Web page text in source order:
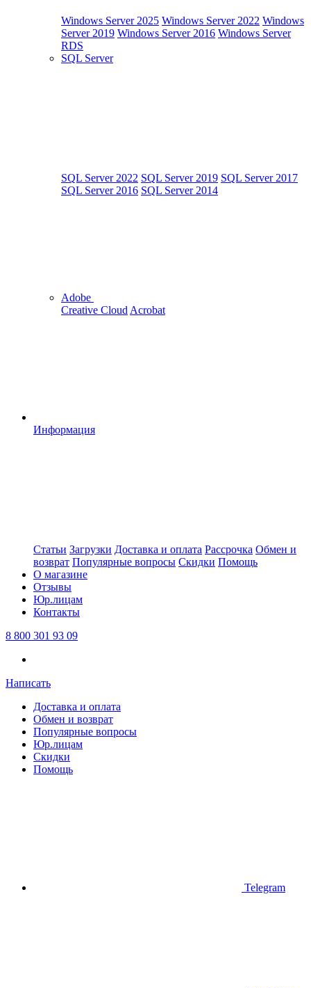
Windows Server 2025 Windows Server 2022 Windows
Server 2019 Windows Server 2016 Windows Server
RDS
SQL Server
SQL Server 2022 SQL Server 2019 SQL Server 2017
SQL Server 2016 SQL Server 2014
Adobe
Creative Cloud Acrobat
Информация
Статьи Загрузки Доставка и оплата Рассрочка Обмен и
возврат Популярные вопросы Скидки Помощь
О магазине
Отзывы
Юр.лицам
Контакты
8 800 301 93 09
Написать
Доставка и оплата
Обмен и возврат
Популярные вопросы
Юр.лицам
Скидки
Помощь
Telegram